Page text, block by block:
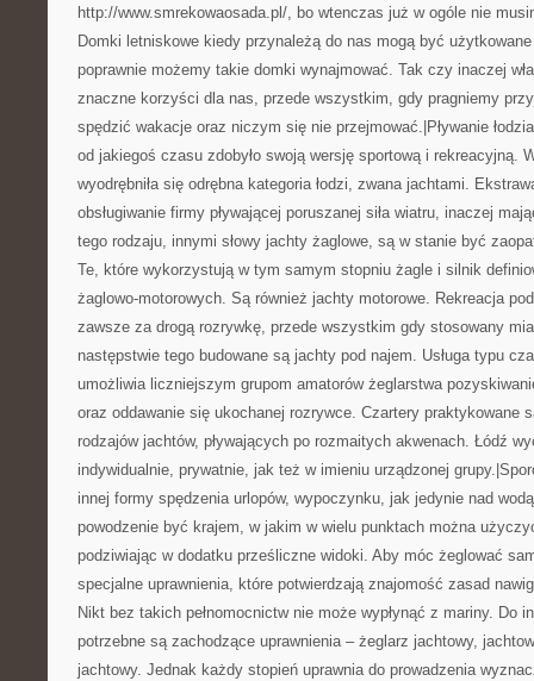
http://www.smrekowaosada.pl/, bo wtenczas już w ogóle nie
Domki letniskowe kiedy przynależą do nas mogą być
poprawnie możemy takie domki wynajmować. Tak czy inaczej
znaczne korzyści dla nas, przede wszystkim, gdy pragniemy
spędzić wakacje oraz niczym się nie przejmować.|Pływanie
od jakiegoś czasu zdobyło swoją wersję sportową i rekreacyjną.
wyodrębniła się odrębna kategoria łodzi, zwana jachtami.
obsługiwanie firmy pływającej poruszanej siła wiatru, inaczej
tego rodzaju, innymi słowy jachty żaglowe, są w stanie być
Te, które wykorzystują w tym samym stopniu żagle i silnik
żaglowo-motorowych. Są również jachty motorowe. Rekreacja
zawsze za drogą rozrywkę, przede wszystkim gdy stosowany
następstwie tego budowane są jachty pod najem. Usługa typu
umożliwia liczniejszym grupom amatorów żeglarstwa
oraz oddawanie się ukochanej rozrywce. Czartery praktykowane
rodzajów jachtów, pływających po rozmaitych akwenach. Łódź
indywidualnie, prywatnie, jak też w imieniu urządzonej
innej formy spędzenia urlopów, wypoczynku, jak jedynie nad
powodzenie być krajem, w jakim w wielu punktach można
podziwiając w dodatku prześliczne widoki. Aby móc żeglować
specjalne uprawnienia, które potwierdzają znajomość zasad
Nikt bez takich pełnomocnictw nie może wypłynąć z mariny. Do
potrzebne są zachodzące uprawnienia – żeglarz jachtowy,
jachtowy. Jednak każdy stopień uprawnia do prowadzenia